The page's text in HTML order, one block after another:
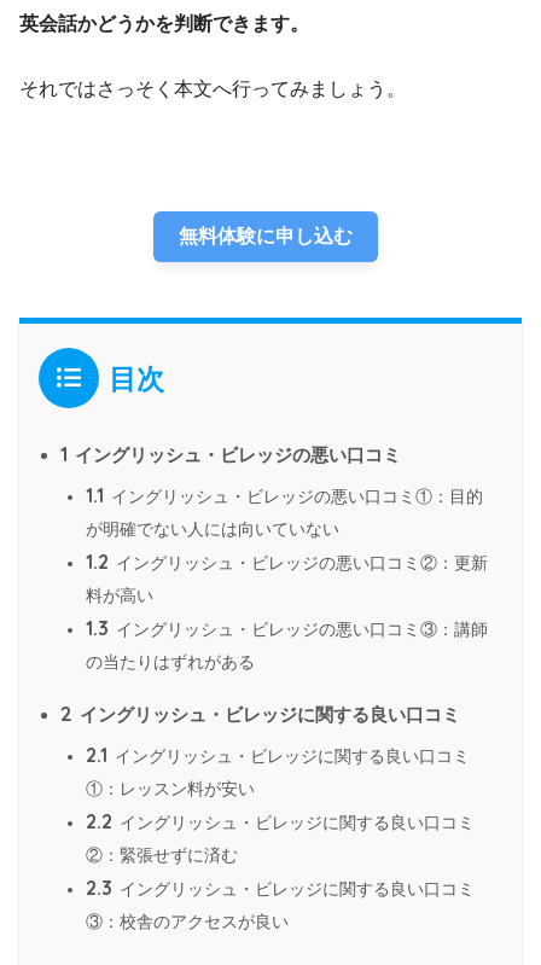
英会話かどうかを判断できます。
それではさっそく本文へ行ってみましょう。
無料体験に申し込む
目次
1 イングリッシュ・ビレッジの悪い口コミ
1.1 イングリッシュ・ビレッジの悪い口コミ①：目的
が明確でない人には向いていない
1.2 イングリッシュ・ビレッジの悪い口コミ②：更新
料が高い
1.3 イングリッシュ・ビレッジの悪い口コミ③：講師
の当たりはずれがある
2 イングリッシュ・ビレッジに関する良い口コミ
2.1 イングリッシュ・ビレッジに関する良い口コミ
①：レッスン料が安い
2.2 イングリッシュ・ビレッジに関する良い口コミ
②：緊張せずに済む
2.3 イングリッシュ・ビレッジに関する良い口コミ
③：校舎のアクセスが良い